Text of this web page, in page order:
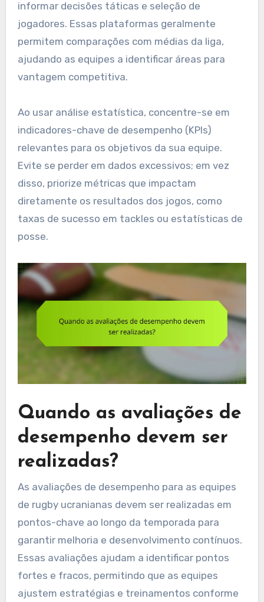
informar decisões táticas e seleção de
jogadores. Essas plataformas geralmente
permitem comparações com médias da liga,
ajudando as equipes a identificar áreas para
vantagem competitiva.
Ao usar análise estatística, concentre-se em
indicadores-chave de desempenho (KPIs)
relevantes para os objetivos da sua equipe.
Evite se perder em dados excessivos; em vez
disso, priorize métricas que impactam
diretamente os resultados dos jogos, como
taxas de sucesso em tackles ou estatísticas de
posse.
Quando as avaliações de
desempenho devem ser
realizadas?
As avaliações de desempenho para as equipes
de rugby ucranianas devem ser realizadas em
pontos-chave ao longo da temporada para
garantir melhoria e desenvolvimento contínuos.
Essas avaliações ajudam a identificar pontos
fortes e fracos, permitindo que as equipes
ajustem estratégias e treinamentos conforme